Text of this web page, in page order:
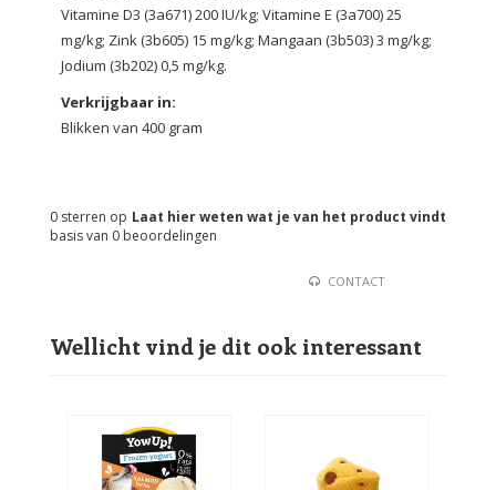
Vitamine D3 (3a671) 200 IU/kg; Vitamine E (3a700) 25
mg/kg; Zink (3b605) 15 mg/kg; Mangaan (3b503) 3 mg/kg;
Jodium (3b202) 0,5 mg/kg.
Verkrijgbaar in:
Blikken van 400 gram
Laat hier weten wat je van het product vindt
0 sterren op
basis van 0 beoordelingen
CONTACT
Wellicht vind je dit ook interessant